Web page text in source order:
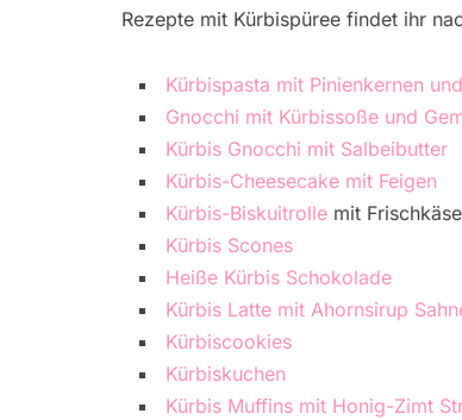
Rezepte mit Kürbispüree findet ihr
Kürbispasta mit Pinienkernen
Gnocchi mit Kürbissoße und
Kürbis Gnocchi mit Salbeibutter
Kürbis-Cheesecake mit Feigen
Kürbis-Biskuitrolle mit
Kürbis Scones
Heiße Kürbis Schokolade
Kürbis Latte mit Ahornsirup
Kürbiscookies
Kürbiskuchen
Kürbis Muffins mit Honig-Zimt